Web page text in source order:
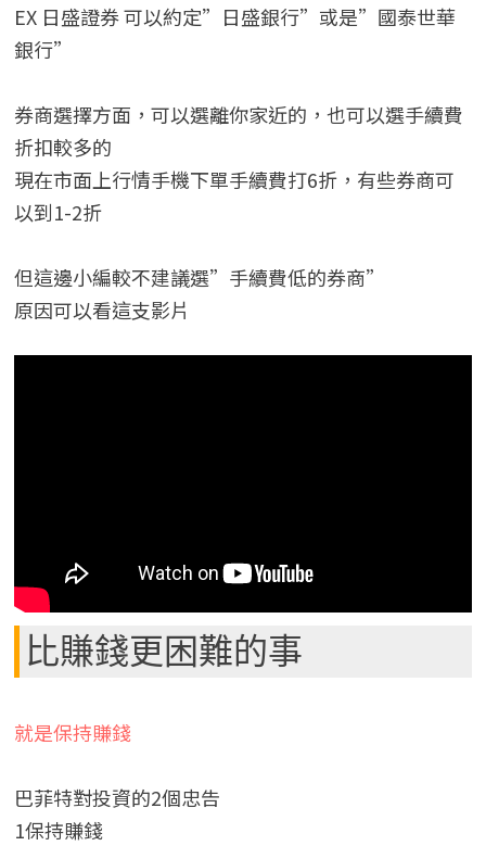
EX 日盛證券 可以約定”日盛銀行”或是”國泰世華
銀行”
券商選擇方面，可以選離你家近的，也可以選手續費
折扣較多的
現在市面上行情手機下單手續費打6折，有些券商可
以到1-2折
但這邊小編較不建議選”手續費低的券商”
原因可以看這支影片
比賺錢更困難的事
就是保持賺錢
巴菲特對投資的2個忠告
1保持賺錢